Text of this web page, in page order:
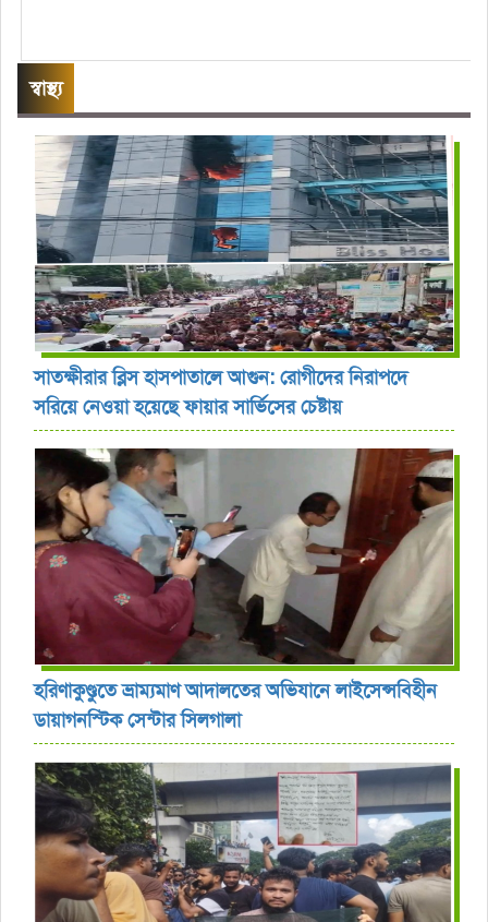
স্বাস্থ্য
সাতক্ষীরার ব্লিস হাসপাতালে আগুন: রোগীদের নিরাপদে
সরিয়ে নেওয়া হয়েছে ফায়ার সার্ভিসের চেষ্টায়
হরিণাকুণ্ডুতে ভ্রাম্যমাণ আদালতের অভিযানে লাইসেন্সবিহীন
ডায়াগনস্টিক সেন্টার সিলগালা